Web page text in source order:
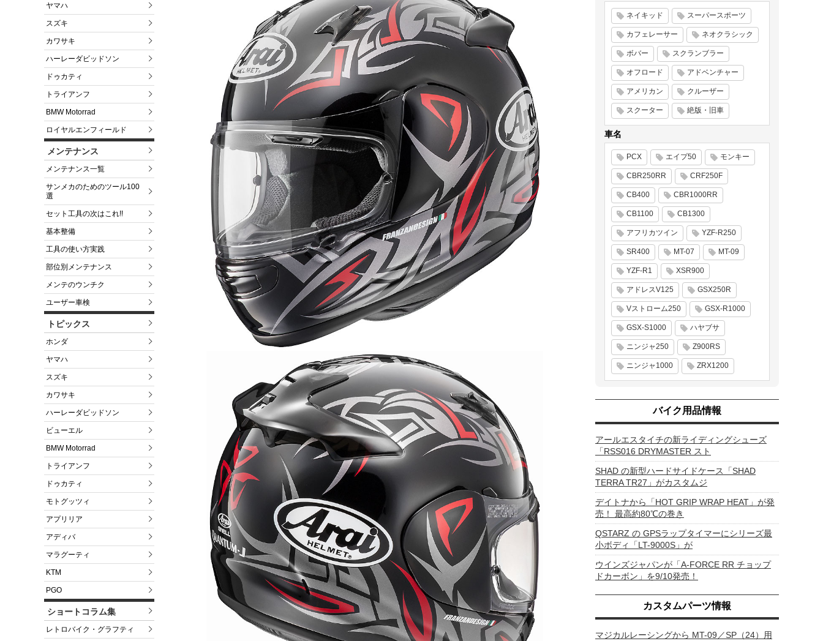
ヤマハ
スズキ
カワサキ
ハーレーダビッドソン
ドゥカティ
トライアンフ
BMW Motorrad
ロイヤルエンフィールド
メンテナンス
メンテナンス一覧
サンメカのためのツール100
選
セット工具の次はこれ!!
基本整備
工具の使い方実践
部位別メンテナンス
メンテのウンチク
ユーザー車検
トピックス
ホンダ
ヤマハ
スズキ
カワサキ
ハーレーダビッドソン
ビューエル
BMW Motorrad
トライアンフ
ドゥカティ
モトグッツィ
アプリリア
アディバ
マラグーティ
KTM
PGO
ショートコラム集
レトロバイク・グラフティ
ネイキッド スーパースポーツ
カフェレーサー ネオクラシック
ボバー スクランブラー
オフロード アドベンチャー
アメリカン クルーザー
スクーター 絶版・旧車
車名
PCX エイプ50 モンキー
CBR250RR CRF250F
CB400 CBR1000RR
CB1100 CB1300
アフリカツイン YZF-R250
SR400 MT-07 MT-09
YZF-R1 XSR900
アドレスV125 GSX250R
Vストローム250 GSX-R1000
GSX-S1000 ハヤブサ
ニンジャ250 Z900RS
ニンジャ1000 ZRX1200
バイク用品情報
アールエスタイチの新ライディングシューズ
「RSS016 DRYMASTER スト
SHAD の新型ハードサイドケース「SHAD
TERRA TR27」がカスタムジ
デイトナから「HOT GRIP WRAP HEAT」が発
売！ 最高約80℃の巻き
QSTARZ の GPSラップタイマーにシリーズ最
小ボディ「LT-9000S」が
ウインズジャパンが「A-FORCE RR チョップ
ドカーボン」を9/10発売！
カスタムパーツ情報
マジカルレーシングから MT-09／SP（24）用